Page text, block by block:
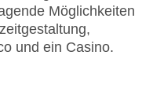
Möglichkeiten
und ein Casino.